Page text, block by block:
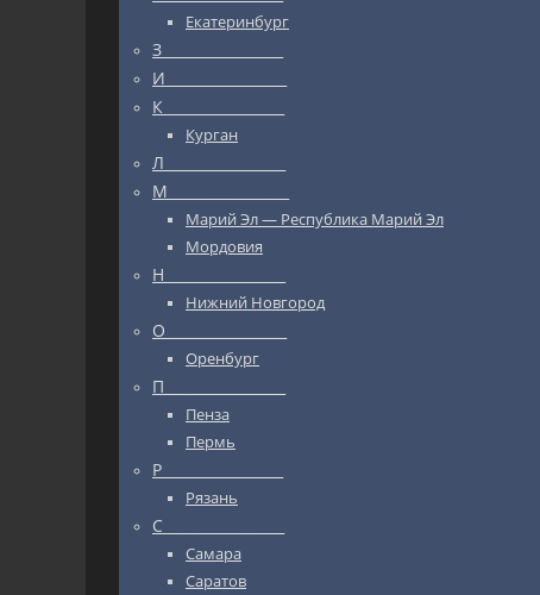
Екатеринбург
З_________________
И_________________
К_________________
Курган
Л_________________
М_________________
Марий Эл — Республика Марий Эл
Мордовия
Н_________________
Нижний Новгород
О_________________
Оренбург
П_________________
Пенза
Пермь
Р_________________
Рязань
С_________________
Самара
Саратов